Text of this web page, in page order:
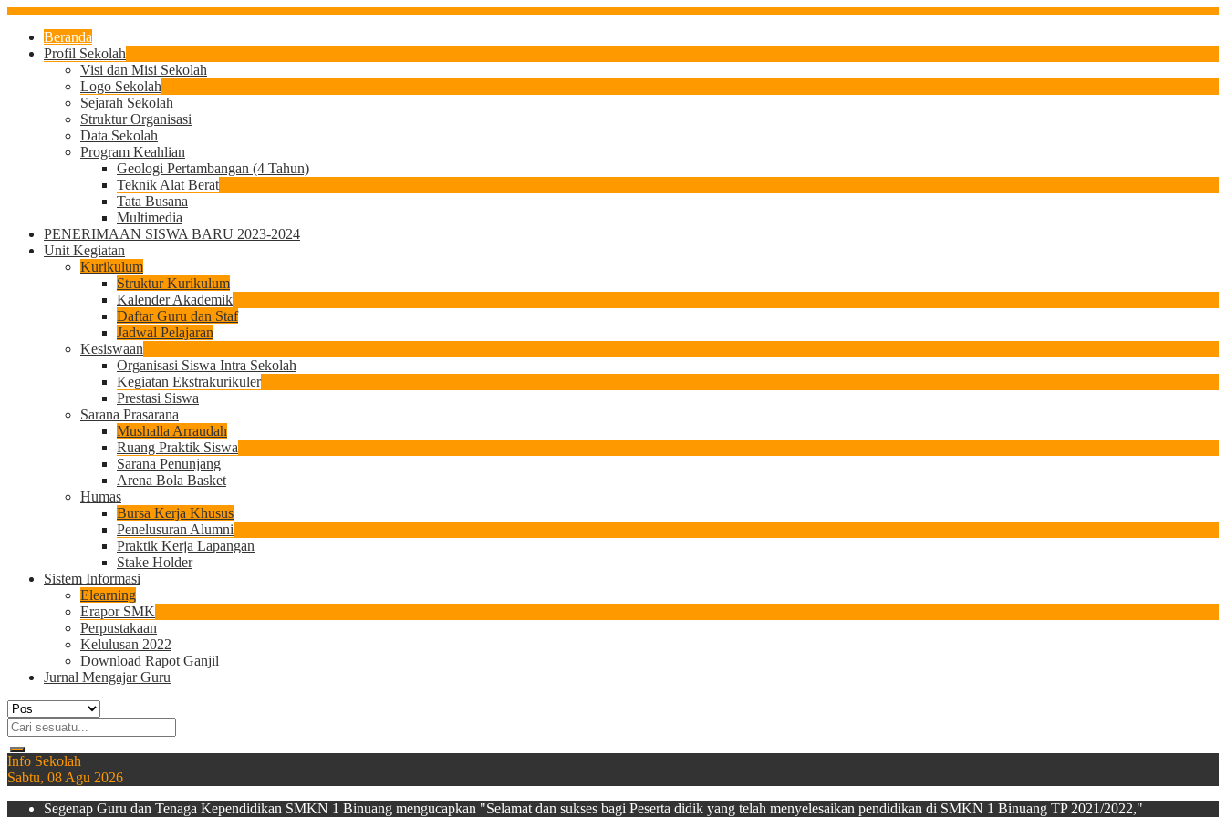
Beranda
Profil Sekolah
Visi dan Misi Sekolah
Logo Sekolah
Sejarah Sekolah
Struktur Organisasi
Data Sekolah
Program Keahlian
Geologi Pertambangan (4 Tahun)
Teknik Alat Berat
Tata Busana
Multimedia
PENERIMAAN SISWA BARU 2023-2024
Unit Kegiatan
Kurikulum
Struktur Kurikulum
Kalender Akademik
Daftar Guru dan Staf
Jadwal Pelajaran
Kesiswaan
Organisasi Siswa Intra Sekolah
Kegiatan Ekstrakurikuler
Prestasi Siswa
Sarana Prasarana
Mushalla Arraudah
Ruang Praktik Siswa
Sarana Penunjang
Arena Bola Basket
Humas
Bursa Kerja Khusus
Penelusuran Alumni
Praktik Kerja Lapangan
Stake Holder
Sistem Informasi
Elearning
Erapor SMK
Perpustakaan
Kelulusan 2022
Download Rapot Ganjil
Jurnal Mengajar Guru
Info Sekolah
Sabtu, 08 Agu 2026
Segenap Guru dan Tenaga Kependidikan SMKN 1 Binuang mengucapkan "Selamat dan sukses bagi Peserta didik yang telah menyelesaikan pendidikan di SMKN 1 Binuang TP 2021/2022,"